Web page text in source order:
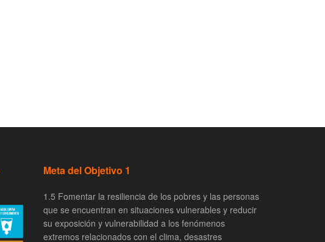
Meta del Objetivo 1
1.5 Fomentar la resiliencia de los pobres y las personas
que se encuentran en situaciones vulnerables y reducir
su exposición y vulnerabilidad a los fenómenos
extremos relacionados con el clima, desastres